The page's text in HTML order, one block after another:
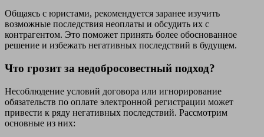
Общаясь с юристами, рекомендуется заранее изучить
возможные последствия неоплаты и обсудить их с
контрагентом. Это поможет принять более обоснованное
решение и избежать негативных последствий в будущем.
Что грозит за недобросовестный подход?
Несоблюдение условий договора или игнорирование
обязательств по оплате электронной регистрации может
привести к ряду негативных последствий. Рассмотрим
основные из них: